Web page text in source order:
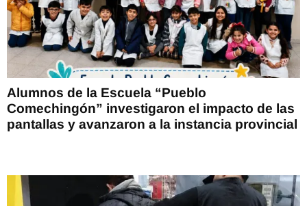
Alumnos de la Escuela “Pueblo
Comechingón” investigaron el impacto de las
pantallas y avanzaron a la instancia provincial